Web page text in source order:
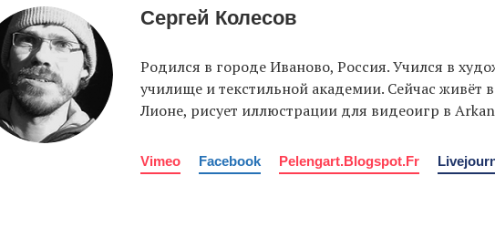
Сергей Колесов
Родился в городе Иваново, Россия. Учился в
училище и текстильной академии. Сейчас живёт
Лионе, рисует иллюстрации для видеоигр в
Vimeo Facebook Pelengart.blogspot.fr